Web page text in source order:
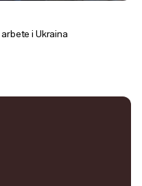
i Ukraina